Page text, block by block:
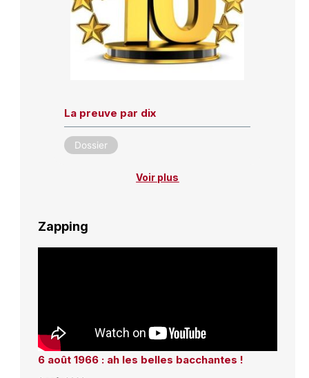
La preuve par dix
Dossier
Voir plus
Zapping
6 août 1966 : ah les belles bacchantes !